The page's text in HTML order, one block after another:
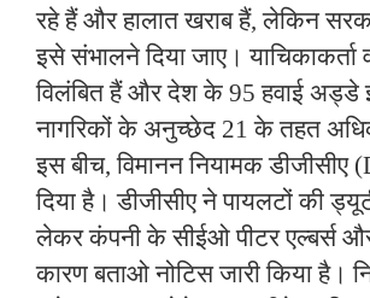
रहे हैं और हालात खराब हैं, लेकिन
इसे संभालने दिया जाए।
विलंबित हैं और देश के 95 हवाई अड्डे
नागरिकों के अनुच्छेद 21 के तहत
इस बीच, विमानन नियामक
दिया है। डीजीसीए ने पायलटों की
लेकर कंपनी के सीईओ पीटर एल्बर्स और
कारण बताओ नोटिस जारी किया है।